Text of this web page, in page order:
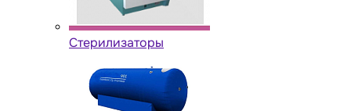
Стерилизаторы